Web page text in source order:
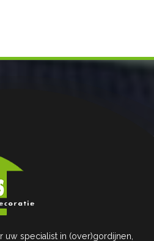
uw specialist in (over)gordijnen,